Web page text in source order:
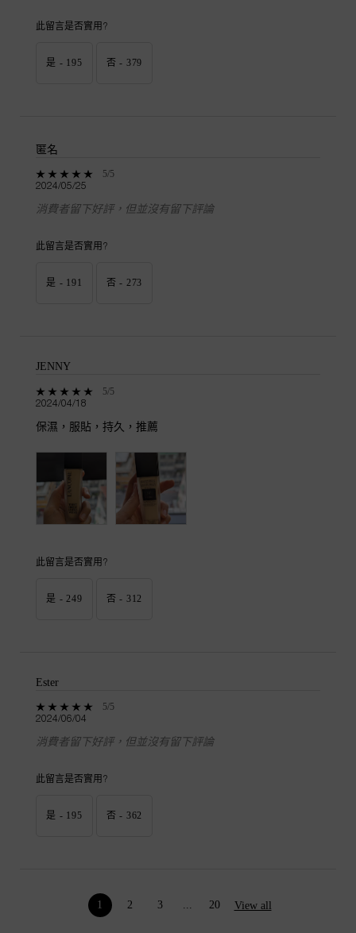
此留言是否實用?
是 - 195 否 - 379
匿名
5 out of 5 stars.
5/5
2024/05/25
消費者留下好評，但並沒有留下評論
此留言是否實用?
是 - 191 否 - 273
JENNY
5 out of 5 stars.
5/5
2024/04/18
保濕，服貼，持久，推薦
此留言是否實用?
是 - 249 否 - 312
Ester
5 out of 5 stars.
5/5
2024/06/04
消費者留下好評，但並沒有留下評論
此留言是否實用?
是 - 195 否 - 362
Page 1 of 20. Current page
1 2 3 20 View all